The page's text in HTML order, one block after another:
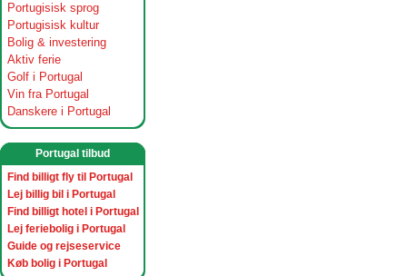
Portugisisk sprog
Portugisisk kultur
Bolig & investering
Aktiv ferie
Golf i Portugal
Vin fra Portugal
Danskere i Portugal
Portugal tilbud
Find billigt fly til Portugal
Lej billig bil i Portugal
Find billigt hotel i Portugal
Lej feriebolig i Portugal
Guide og rejseservice
Køb bolig i Portugal